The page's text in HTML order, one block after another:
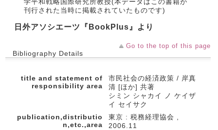
刊行された当時に掲載されていたものです)
日外アソシエーツ『BookPlus』より
Go to the top of this page
Bibliography Details
title and statement of
responsibility area
市民社会の経済政策 / 岸真
清 [ほか] 共著
シミン シャカイ ノ ケイザ
イ セイサク
publication,distributio
n,etc.,area
東京 : 税務経理協会 ,
2006.11